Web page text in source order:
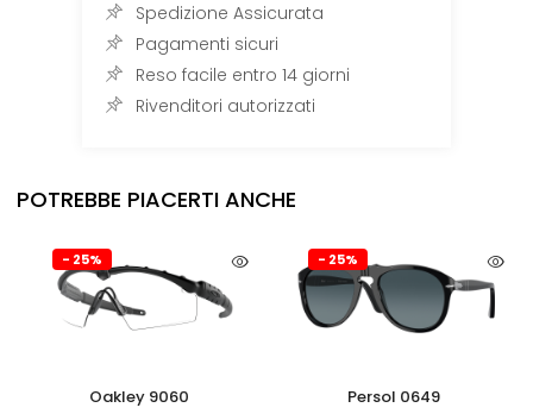
Spedizione Assicurata
Pagamenti sicuri
Reso facile entro 14 giorni
Rivenditori autorizzati
POTREBBE PIACERTI ANCHE
- 25%
Oakley 9060
- 25%
Persol 0649